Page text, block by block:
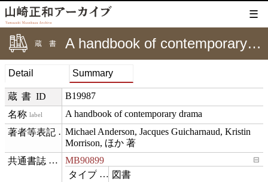
☰
蔵書 A handbook of contemporary drama
Detail Summary
蔵書ID B19987
label A handbook of contemporary drama
creditText
Michael Anderson, Jacques Guicharnaud, Kristin
Morrison, ほか 著
exemplarOfMB90899 ⊟
type 図書